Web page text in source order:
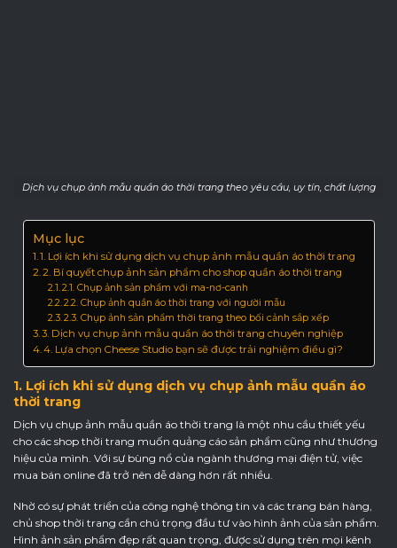
Dịch vụ chụp ảnh mẫu quần áo thời trang theo yêu cầu, uy tín, chất lượng
Mục lục
1. Lợi ích khi sử dụng dịch vụ chụp ảnh mẫu quần áo thời trang
2. Bí quyết chụp ảnh sản phẩm cho shop quần áo thời trang
2.1. Chụp ảnh sản phẩm với ma-nơ-canh
2.2. Chụp ảnh quần áo thời trang với người mẫu
2.3. Chụp ảnh sản phẩm thời trang theo bối cảnh sắp xếp
3. Dịch vụ chụp ảnh mẫu quần áo thời trang chuyên nghiệp
4. Lựa chọn Cheese Studio bạn sẽ được trải nghiệm điều gì?
1. Lợi ích khi sử dụng dịch vụ chụp ảnh mẫu quần áo
thời trang
Dịch vụ chụp ảnh mẫu quần áo thời trang là một nhu cầu thiết yếu
cho các shop thời trang muốn quảng cáo sản phẩm cũng như thương
hiệu của mình. Với sự bùng nổ của ngành thương mại điện tử, việc
mua bán online đã trở nên dễ dàng hơn rất nhiều.
Nhờ có sự phát triển của công nghệ thông tin và các trang bán hàng,
chủ shop thời trang cần chú trọng đầu tư vào hình ảnh của sản phẩm.
Hình ảnh sản phẩm đẹp rất quan trọng, được sử dụng trên mọi kênh